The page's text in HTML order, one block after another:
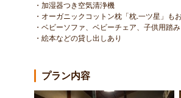
・加湿器つき空気清浄機
・オーガニックコットン枕「枕.一ツ星」も
・ベビーソファ、ベビーチェア、子供用踏
・絵本などの貸し出しあり
プラン内容